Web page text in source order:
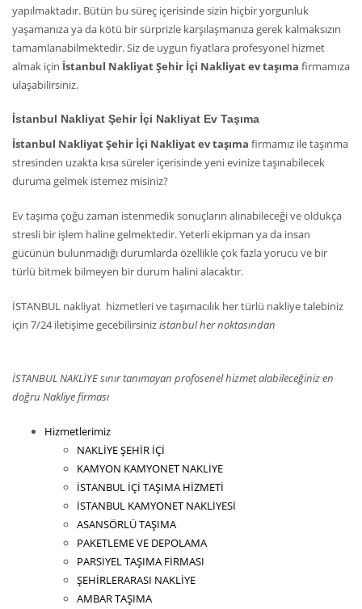
yapılmaktadır. Bütün bu süreç içerisinde sizin hiçbir yorgunluk
yaşamanıza ya da kötü bir sürprizle karşılaşmanıza gerek kalmaksızın
tamamlanabilmektedir. Siz de uygun fiyatlara profesyonel hizmet
almak için İstanbul Nakliyat Şehir İçi Nakliyat ev taşıma firmamıza
ulaşabilirsiniz.
İstanbul Nakliyat Şehir İçi Nakliyat Ev Taşıma
İstanbul Nakliyat Şehir İçi Nakliyat ev taşıma firmamız ile taşınma
stresinden uzakta kısa süreler içerisinde yeni evinize taşınabilecek
duruma gelmek istemez misiniz?
Ev taşıma çoğu zaman istenmedik sonuçların alınabileceği ve oldukça
stresli bir işlem haline gelmektedir. Yeterli ekipman ya da insan
gücünün bulunmadığı durumlarda özellikle çok fazla yorucu ve bir
türlü bitmek bilmeyen bir durum halini alacaktır.
İSTANBUL nakliyat hizmetleri ve taşımacılık her türlü nakliye talebiniz
için 7/24 iletişime gecebilirsinizistanbul her noktasından
İSTANBUL NAKLİYE sınır tanımayan profosenel hizmet alabileceğiniz en
doğru Nakliye firması
Hizmetlerimiz
NAKLİYE ŞEHİR İÇİ
KAMYON KAMYONET NAKLİYE
İSTANBUL İÇİ TAŞIMA HİZMETİ
İSTANBUL KAMYONET NAKLİYESİ
ASANSÖRLÜ TAŞIMA
PAKETLEME VE DEPOLAMA
PARSİYEL TAŞIMA FİRMASI
ŞEHİRLERARASI NAKLİYE
AMBAR TAŞIMA